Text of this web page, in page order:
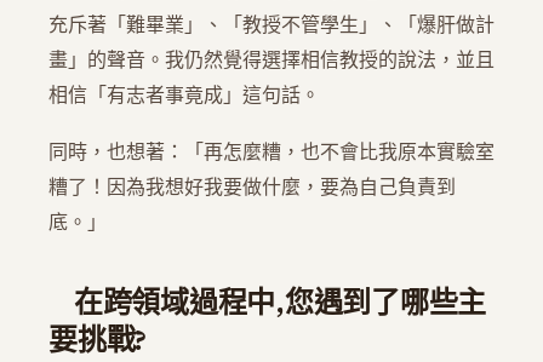
充斥著「難畢業」、「教授不管學生」、「爆肝做計
畫」的聲音。我仍然覺得選擇相信教授的說法，並且
相信「有志者事竟成」這句話。
同時，也想著：「再怎麼糟，也不會比我原本實驗室
糟了！因為我想好我要做什麼，要為自己負責到
底。」
在跨領域過程中,您遇到了哪些主
要挑戰?